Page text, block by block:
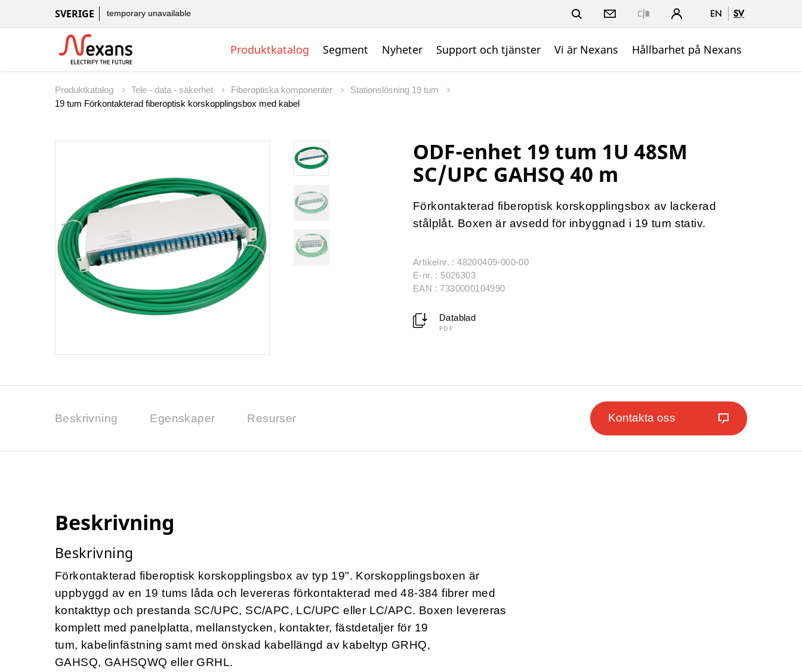
SVERIGE temporary unavailable EN SV
Produktkatalog Segment Nyheter Support och tjänster Vi är Nexans Hållbarhet på Nexans
Produktkatalog Tele - data - säkerhet Fiberoptiska komponenter
Stationslösning 19 tum
19 tum Förkontakterad fiberoptisk korskopplingsbox med kabel
ODF-enhet 19 tum 1U 48SM
SC/UPC GAHSQ 40 m
Förkontakterad fiberoptisk korskopplingsbox av lackerad
stålplåt. Boxen är avsedd för inbyggnad i 19 tum stativ.
Artikelnr. : 48200409-000-00
E-nr. : 5026303
EAN : 7330000104990
Datablad
PDF
Beskrivning Egenskaper Resurser Kontakta oss
Beskrivning
Beskrivning
Förkontakterad fiberoptisk korskopplingsbox av typ 19". Korskopplingsboxen är
uppbyggd av en 19 tums låda och levereras förkontakterad med 48-384 fibrer med
kontakttyp och prestanda SC/UPC, SC/APC, LC/UPC eller LC/APC. Boxen levereras
komplett med panelplatta, mellan­stycken, kontakter, fästdetaljer för 19
tum, kabelinfästning samt med önskad kabellängd av kabeltyp GRHQ,
GAHSQ, GAHSQWQeller GRHL.